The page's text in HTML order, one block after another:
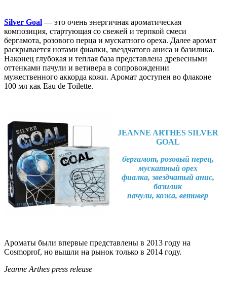
Silver Goal — это очень энергичная ароматическая
композиция, стартующая со свежей и терпкой смеси
бергамота, розового перца и мускатного ореха. Далее аромат
раскрывается нотами фиалки, звездчатого аниса и базилика.
Наконец глубокая и теплая база представлена древесными
оттенками пачули и ветивера в сопровождении
мужественного аккорда кожи. Аромат доступен во флаконе
100 мл как Eau de Toilette.
JEANNE ARTHES SILVER
GOAL
бергамот, розовый перец,
мускатный орех
фиалка, звездчатый анис,
базилик
пачули, кожа, ветивер
Ароматы были впервые представлены в 2013 году на
Cosmoprof, но вышли на рынок только в 2014 году.
Jeanne Arthes press release